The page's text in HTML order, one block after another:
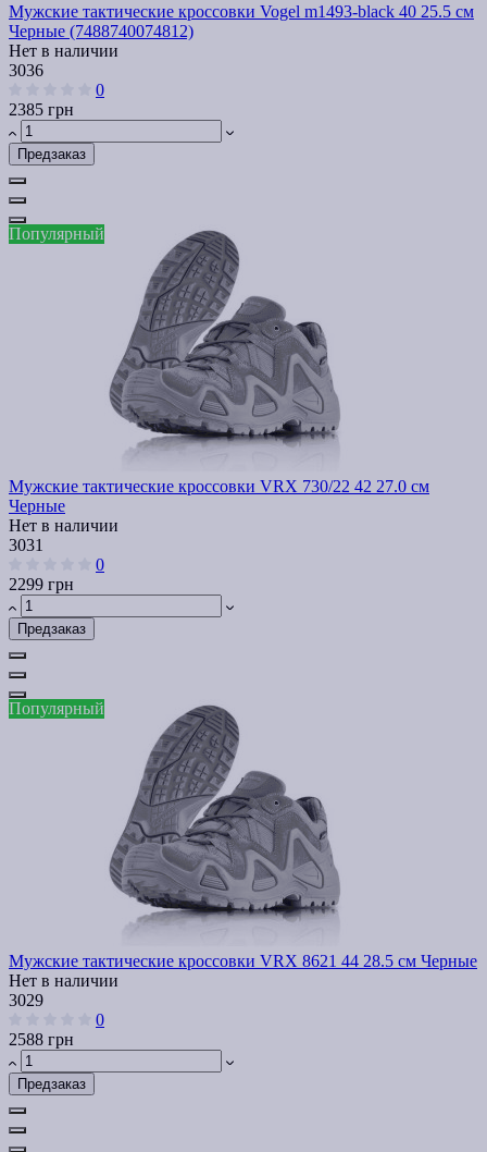
Мужские тактические кроссовки Vogel m1493-black 40 25.5 см
Черные (7488740074812)
Нет в наличии
3036
0
2385 грн
Предзаказ
Популярный
Мужские тактические кроссовки VRX 730/22 42 27.0 см
Черные
Нет в наличии
3031
0
2299 грн
Предзаказ
Популярный
Мужские тактические кроссовки VRX 8621 44 28.5 см Черные
Нет в наличии
3029
0
2588 грн
Предзаказ